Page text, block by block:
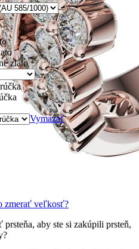
zlato
Vymazať
zmerať veľkosť?
aby ste si zakúpili prsteň,